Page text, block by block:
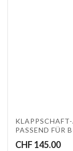
PASSEND FÜR
CHF 145.00